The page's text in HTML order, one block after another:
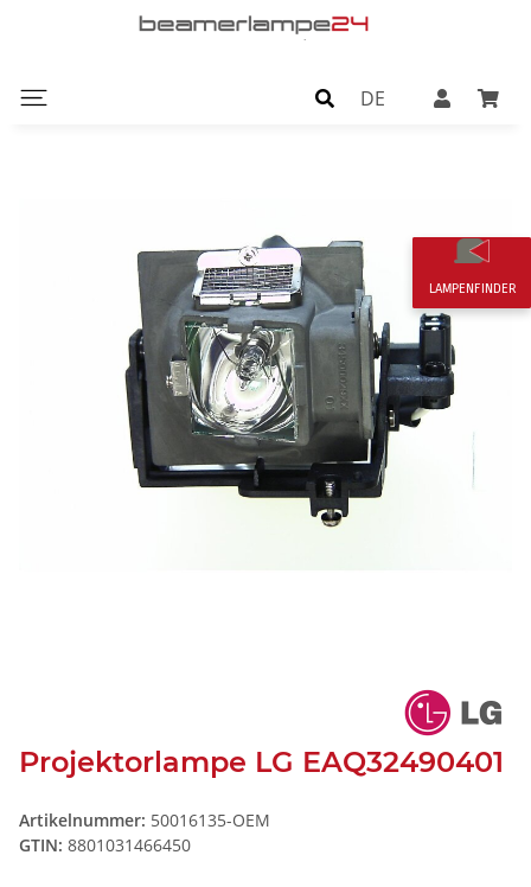
DE
Projektorlampe LG EAQ32490401
Artikelnummer: 50016135-OEM
GTIN: 8801031466450
LAMPENFINDER